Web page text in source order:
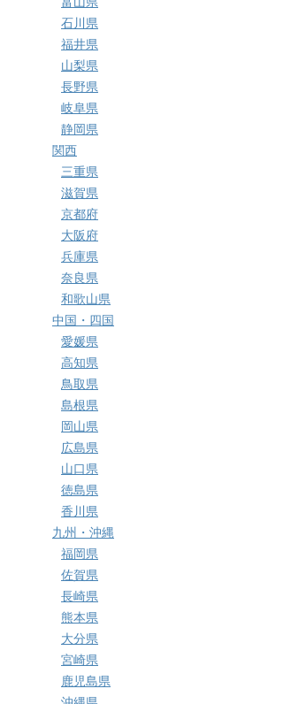
石川県
福井県
山梨県
長野県
岐阜県
静岡県
関西
三重県
滋賀県
京都府
大阪府
兵庫県
奈良県
和歌山県
中国・四国
愛媛県
高知県
鳥取県
島根県
岡山県
広島県
山口県
徳島県
香川県
九州・沖縄
福岡県
佐賀県
長崎県
熊本県
大分県
宮崎県
鹿児島県